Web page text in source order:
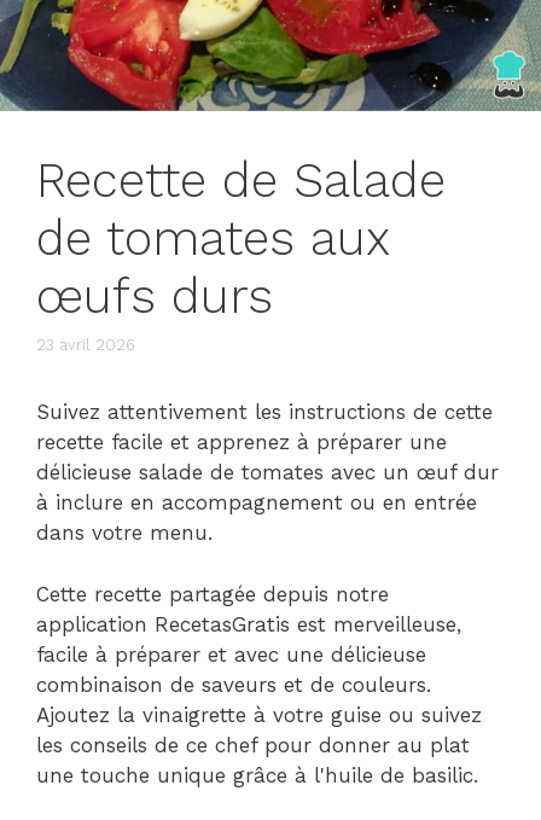
Recette de Salade
de tomates aux
œufs durs
23 avril 2026
Suivez attentivement les instructions de cette
recette facile et apprenez à préparer une
délicieuse salade de tomates avec un œuf dur
à inclure en accompagnement ou en entrée
dans votre menu.
Cette recette partagée depuis notre
application RecetasGratis est merveilleuse,
facile à préparer et avec une délicieuse
combinaison de saveurs et de couleurs.
Ajoutez la vinaigrette à votre guise ou suivez
les conseils de ce chef pour donner au plat
une touche unique grâce à l'huile de basilic.